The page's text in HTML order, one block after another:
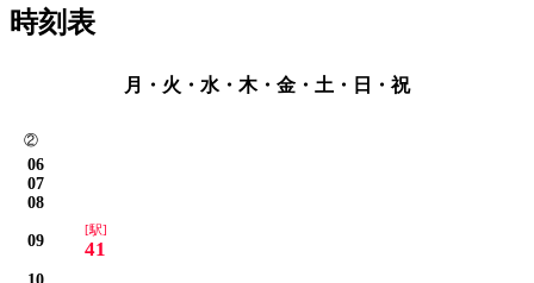
時刻表
月・火・水・木・金・土・日・祝
②
06
07
08
09
[駅]
41